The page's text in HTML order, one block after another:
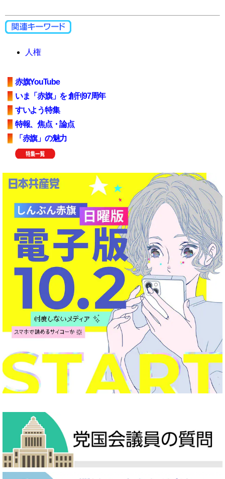
人権
赤旗YouTube
いま「赤旗」を 創刊97周年
すいよう特集
特報、焦点・論点
「赤旗」の魅力